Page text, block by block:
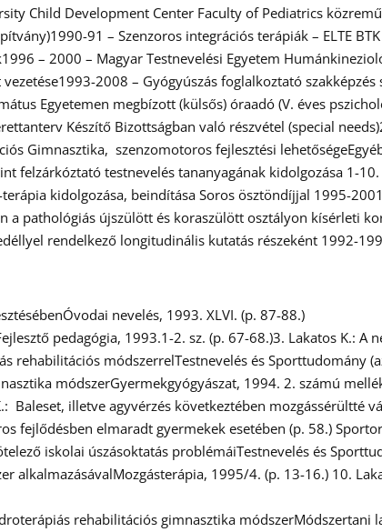
Child Development Center Faculty of Pediatrics
91 – Szenzoros integrációs terápiák – ELTE
– 2000 – Magyar Testnevelési Egyetem
2008 – Gyógyúszás foglalkoztató
Egyetemen megbízott (külsős) óraadó (V. éves
Készítő Bizottságban való részvétel​ (special
Gimnasztika, szenzomotoros fejlesztési
felzárkóztató testnevelés tananyagának kidolgozása 1-
kidolgozása, beindítása Soros ösztöndíjjal 1995-
a pathológiás újszülött és koraszülött osztályon kísérleti
rendelkező longitudinális kutatás részeként 1992-
nevelés, 1993. XLVI. (p. 87-88.)
pedagógia, 1993.1-2. sz. (p. 67-68.)3. Lakatos K.: A
rehabilitációs módszerrelTestnevelés és Sporttudomány
módszerGyermekgyógyászat, 1994. 2. számú
illetve agyvérzés következtében mozgássérültté
fejlődésben elmaradt gyermekek esetében (p. 58.)
iskolai úszásoktatás problémáiTestnevelés és
alkalmazásávalMozgásterápia, 1995/4. (p. 13-16.) 10.
rehabilitációs gimnasztika módszerMódszertani